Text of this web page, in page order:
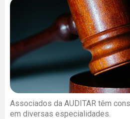
Associados da AUDITAR têm
em diversas especialidades.